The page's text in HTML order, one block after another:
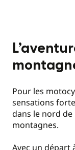
Pour les
sensations
dans le nord
montagnes.
Avec un départ